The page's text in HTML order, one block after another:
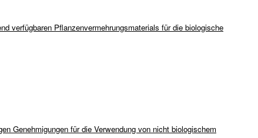
verfügbaren Pflanzenvermehrungsmaterials für die biologische
Genehmigungen für die Verwendung von nicht biologischem